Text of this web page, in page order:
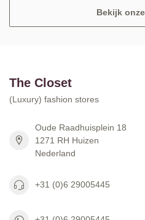
Bekijk
The Closet
(Luxury) fashion stores
Oude Raadhuisplein 18
1271 RH Huizen
Nederland
+31 (0)6 29005445